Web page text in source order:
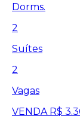
Dorms.
2
Suítes
2
Vagas
VENDA R$